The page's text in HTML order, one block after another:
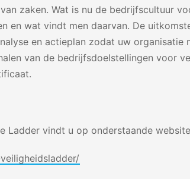
zaken. Wat is nu de bedrijfscultuur
en wat vindt men daarvan. De
en actieplan zodat uw organisatie
van de bedrijfsdoelstellingen voor
Ladder vindt u op onderstaande